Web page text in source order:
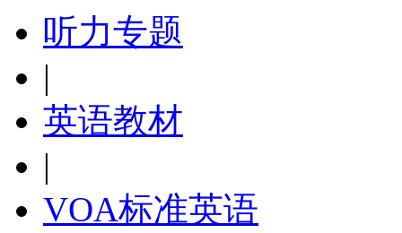
听力专题
|
英语教材
|
VOA标准英语